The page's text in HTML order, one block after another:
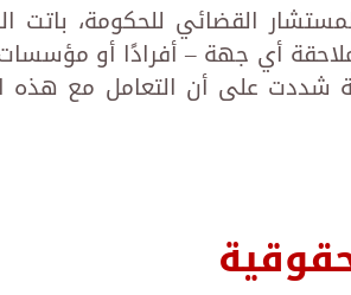
القضائي للحكومة، باتت
بملاحقة أي جهة – أفرادًا أو
شددت على أن التعامل مع هذه